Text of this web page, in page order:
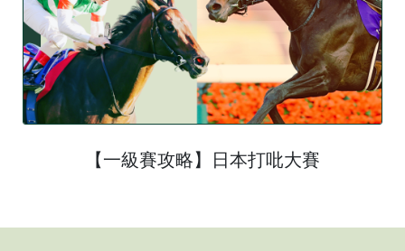
【一級賽攻略】日本打吡大賽